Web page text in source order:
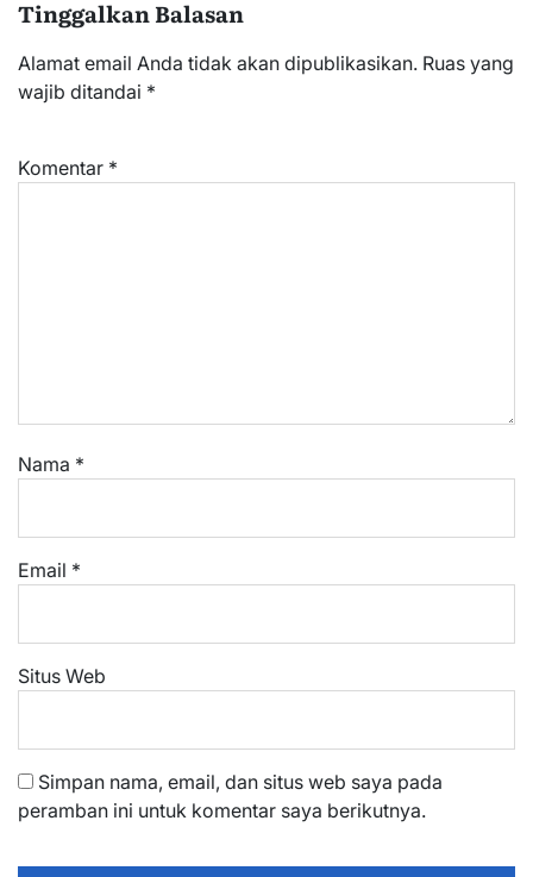
Tinggalkan Balasan
Alamat email Anda tidak akan dipublikasikan. Ruas yang
wajib ditandai *
Komentar *
Nama *
Email *
Situs Web
Simpan nama, email, dan situs web saya pada
peramban ini untuk komentar saya berikutnya.